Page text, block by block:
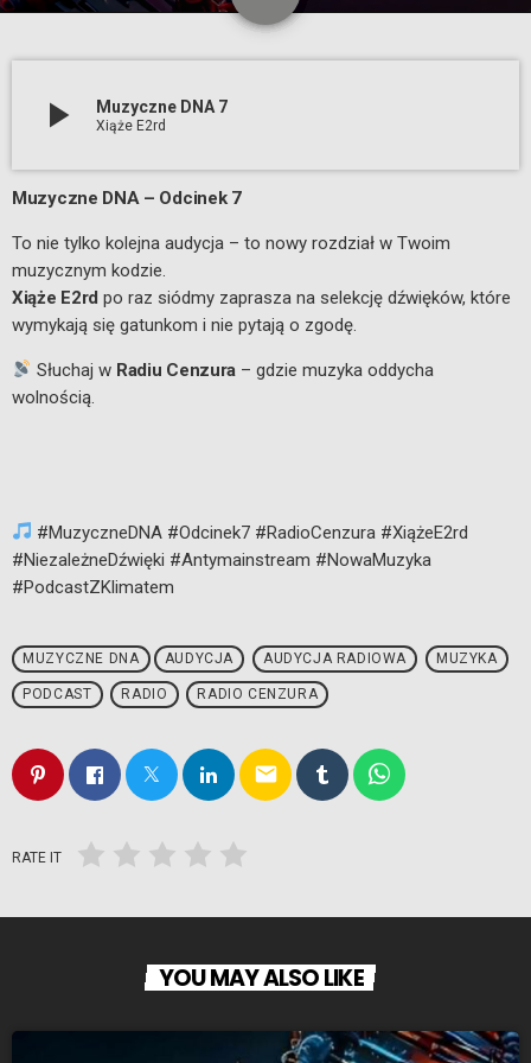
play_arrow Muzyczne DNA 7
Xiąże E2rd
Muzyczne DNA – Odcinek 7
To nie tylko kolejna audycja – to nowy rozdział w Twoim
muzycznym kodzie.
Xiąże E2rd po raz siódmy zaprasza na selekcję dźwięków, które
wymykają się gatunkom i nie pytają o zgodę.
Słuchaj w Radiu Cenzura – gdzie muzyka oddycha
wolnością.
#MuzyczneDNA #Odcinek7 #RadioCenzura #XiążeE2rd
#NiezależneDźwięki #Antymainstream #NowaMuzyka
#PodcastZKlimatem
MUZYCZNE DNA AUDYCJA AUDYCJA RADIOWA MUZYKA
PODCAST RADIO RADIO CENZURA
email
RATE IT
YOU MAY ALSO LIKE